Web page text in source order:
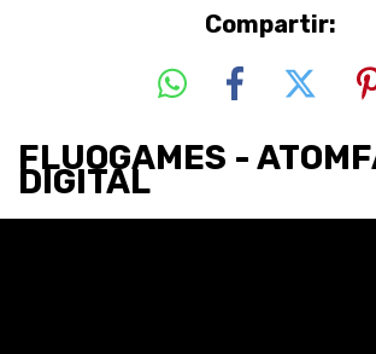
Compartir:
FLUOGAMES -
DIGITAL